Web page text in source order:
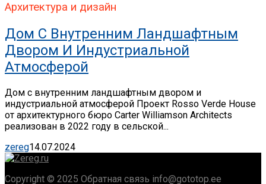
Архитектура и дизайн
Дом С Внутренним Ландшафтным
Двором И Индустриальной
Атмосферой
Дом с внутренним ландшафтным двором и
индустриальной атмосферой Проект Rosso Verde House
от архитектурного бюро Carter Williamson Architects
реализован в 2022 году в сельской...
zereg14.07.2024
Copyright © 2025 Обратная связь info@gototop.ee